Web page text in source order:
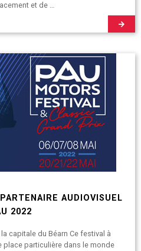
et de …
AUDIOVISUEL
2022
capitale du Béarn Ce festival à
place particulière dans le monde